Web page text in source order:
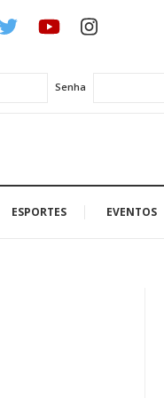
Senha
ESPORTES EVENTOS